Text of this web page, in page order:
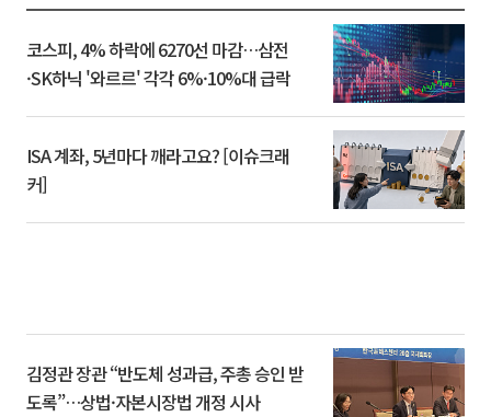
코스피, 4% 하락에 6270선 마감…삼전
·SK하닉 '와르르' 각각 6%·10%대 급락
ISA 계좌, 5년마다 깨라고요? [이슈크래
커]
김정관 장관 “반도체 성과급, 주총 승인 받
도록”…상법·자본시장법 개정 시사